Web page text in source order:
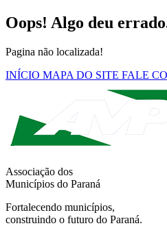
Oops! Algo deu
Pagina não localizada!
INÍCIO MAPA DO SITE FALE
Associação dos
Municípios do Paraná
Fortalecendo municípios,
construindo o futuro do Paraná.